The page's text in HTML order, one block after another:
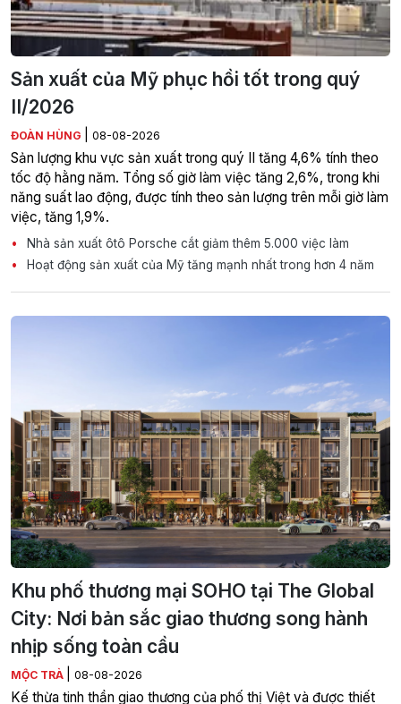
Sản xuất của Mỹ phục hồi tốt trong quý
II/2026
ĐOÀN HÙNG 08-08-2026
Sản lượng khu vực sản xuất trong quý II tăng 4,6% tính theo
tốc độ hằng năm. Tổng số giờ làm việc tăng 2,6%, trong khi
năng suất lao động, được tính theo sản lượng trên mỗi giờ làm
việc, tăng 1,9%.
Nhà sản xuất ôtô Porsche cắt giảm thêm 5.000 việc làm
Hoạt động sản xuất của Mỹ tăng mạnh nhất trong hơn 4 năm
Khu phố thương mại SOHO tại The Global
City: Nơi bản sắc giao thương song hành
nhịp sống toàn cầu
MỘC TRÀ 08-08-2026
Kế thừa tinh thần giao thương của phố thị Việt và được thiết